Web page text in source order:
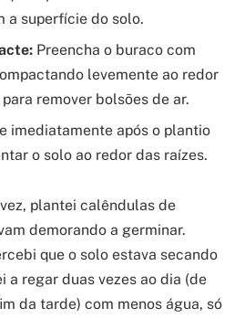
a superfície do solo.
Preencha o buraco com
levemente ao redor
remover bolsões de ar.
imediatamente após o plantio
o solo ao redor das raízes.
plantei calêndulas de
demorando a germinar.
que o solo estava secando
a regar duas vezes ao dia (de
da tarde) com menos água, só